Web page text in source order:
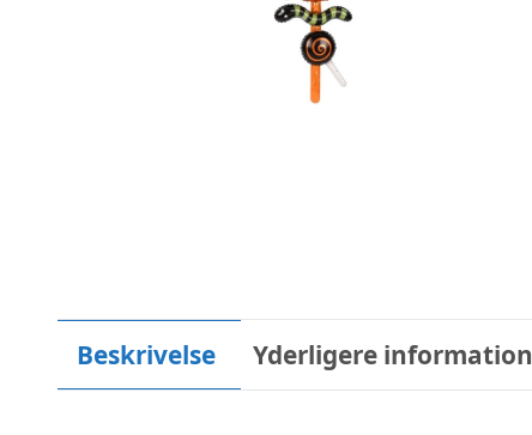
Beskrivelse Yderligere information